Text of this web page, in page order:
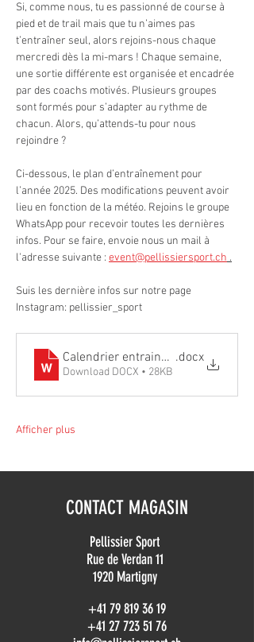
Si, comme nous, tu es passionné de course à
pied et de trail mais que tu n’aimes pas
t’entraîner seul, alors rejoins-nous chaque
mercredi dès la mi-mars ! Chaque semaine,
une sortie différente est organisée et encadrée
par des coachs motivés. Plusieurs groupes
sont formés pour s’adapter au rythme de
chacun. Alors, qu’attends-tu pour nous
rejoindre ?
Ci-dessous, le plan d’entraînement pour
l’année 2025. Des modifications peuvent avoir
lieu en fonction de la météo. Rejoins le groupe
WhatsApp pour recevoir toutes les dernières
infos. Pour se faire, envoie nous un mail à
l'adresse suivante : event@pellissiersport.ch .
Suis les dernière infos sur notre page
Instagram: pellissier_sport
Calendrier entrainements 2025
.docx
Download DOCX • 28KB
Afficher plus
CONTACT MAGASIN
Pellissier Sport
Rue de Verdan 11
1920 Martigny
+41 79 819 36 19
+41 27 723 51 76